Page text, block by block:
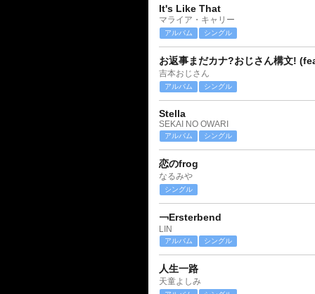
It's Like That
マライア・キャリー
アルバム シングル
お返事まだカナ?おじさん構文!
吉本おじさん
アルバム シングル
Stella
SEKAI NO OWARI
アルバム シングル
恋のfrog
なるみや
シングル
￢Ersterbend
LIN
アルバム シングル
人生一路
天童よしみ